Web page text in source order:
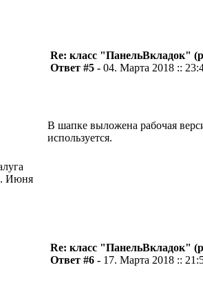
Июня
Re: класс "ПанельВкладок"
Ответ #5 - 04. Марта 2018 ::
В шапке выложена рабочая
используется.
Re: класс "ПанельВкладок"
Ответ #6 - 17. Марта 2018 ::